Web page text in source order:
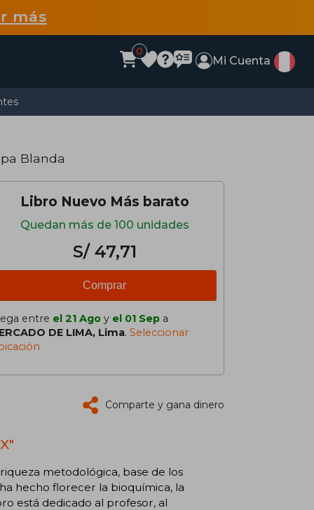
más
0
Mi Cuenta
Blanda
Libro Nuevo Más barato
Quedan más de 100 unidades
S/ 47,71
Comprar
entre el 21 Ago y el 01 Sep a
DE LIMA, Lima. Seleccionar
Comparte y gana dinero
metodológica, base de los
hecho florecer la bioquímica, la
está dedicado al profesor, al